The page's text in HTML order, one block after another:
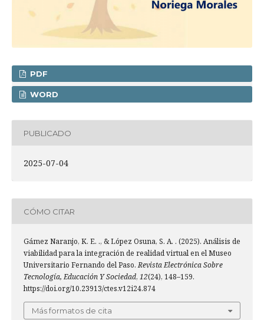
PDF
WORD
PUBLICADO
2025-07-04
CÓMO CITAR
Gámez Naranjo, K. E. ., & López Osuna, S. A. . (2025). Análisis de
viabilidad para la integración de realidad virtual en el Museo
Universitario Fernando del Paso.Revista Electrónica Sobre
Tecnología, Educación Y Sociedad, 12(24), 148–159.
https://doi.org/10.23913/ctes.v12i24.874
Más formatos de cita